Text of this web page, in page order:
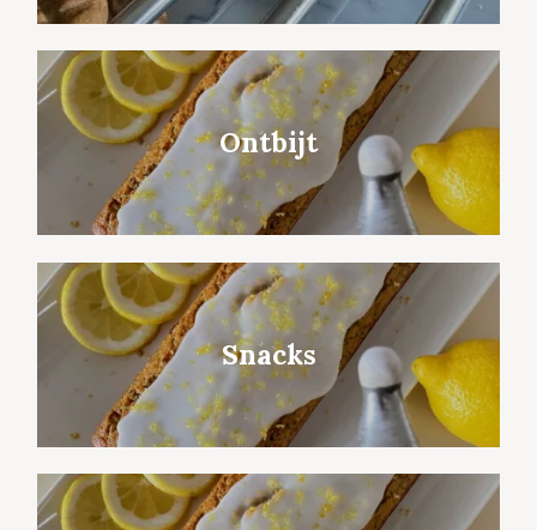
Ontbijt
Snacks